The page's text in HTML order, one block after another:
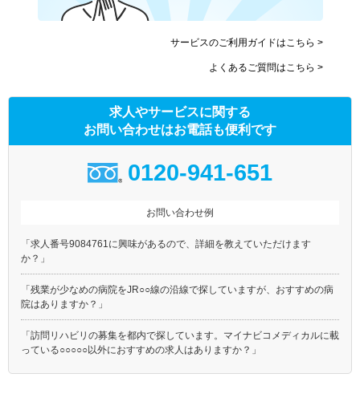
サービスのご利用ガイドはこちら >
よくあるご質問はこちら >
求人やサービスに関する
お問い合わせはお電話も便利です
0120-941-651
お問い合わせ例
「求人番号9084761に興味があるので、詳細を教えていただけます
か？」
「残業が少なめの病院をJR○○線の沿線で探していますが、おすすめの病
院はありますか？」
「訪問リハビリの募集を都内で探しています。マイナビコメディカルに載
っている○○○○○以外におすすめの求人はありますか？」